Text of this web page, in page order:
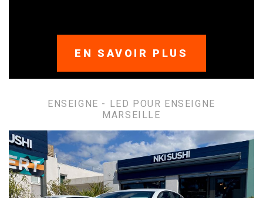
EN SAVOIR PLUS
ENSEIGNE - LED POUR ENSEIGNE
MARSEILLE